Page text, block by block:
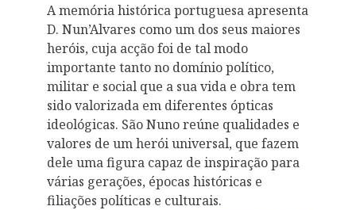
A memória histórica portuguesa apresenta
D. Nun’Alvares como um dos seus maiores
heróis, cuja acção foi de tal modo
importante tanto no domínio político,
militar e social que a sua vida e obra tem
sido valorizada em diferentes ópticas
ideológicas. São Nuno reúne qualidades e
valores de um herói universal, que fazem
dele uma figura capaz de inspiração para
várias gerações, épocas históricas e
filiações políticas e culturais.